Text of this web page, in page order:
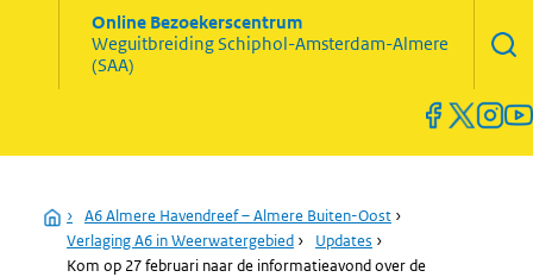
Online Bezoekerscentrum
WeguitbreidingSchiphol-Amsterdam-Almere
(SAA)
Home
› A6 Almere Havendreef – Almere Buiten-Oost ›
Verlaging A6 in Weerwatergebied › Updates ›
Kom op 27 februari naar de informatieavond over de